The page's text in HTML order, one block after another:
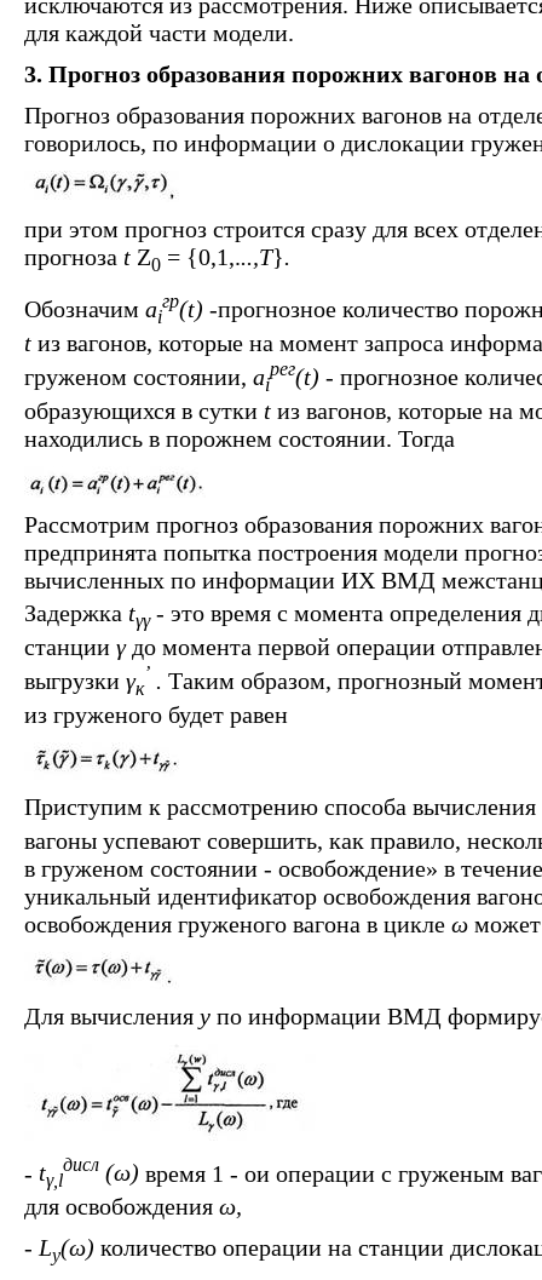
для каждой части модели.
3. Прогноз образования порожних вагонов на
Прогноз образования порожних вагонов на
говорилось, по информации о дислокации
при этом прогноз строится сразу для всех
прогноза t Z0 = {0,1,...,Т}.
Обозначим ai
гр(t) -прогнозное количество
t из вагонов, которые на момент запроса
груженом состоянии, ai
рег(t) - прогнозное
образующихся в сутки t из вагонов, которые на
находились в порожнем состоянии. Тогда
Рассмотрим прогноз образования порожних
предпринята попытка построения модели
вычисленных по информации ИХ ВМД
Задержка tγγ- это время с момента определения
станции γ до момента первой операции
выгрузки γк
’ . Таким образом, прогнозный
из груженого будет равен
Приступим к рассмотрению способа
вагоны успевают совершить, как правило,
в груженом состоянии - освобождение» в
уникальный идентификатор освобождения
освобождения груженого вагона в цикле ω
Для вычисления у по информации ВМД
- tγ,l
дисл (ω) время 1 - ои операции с груженым
для освобождения ω,
- Ly(ω) количество операции на станции